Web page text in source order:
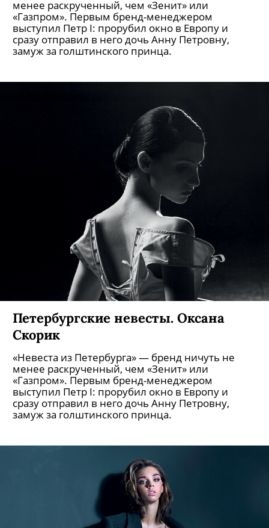
«Газпром». Первым бренд-менеджером
выступил Петр I: прорубил окно в Европу и
сразу отправил в него дочь Анну Петровну,
замуж за голштинского принца.
Петербургские невесты. Софья
Белле
«Невеста из Петербурга» — бренд ничуть не
менее раскрученный, чем «Зенит» или
«Газпром». Первым бренд-менеджером
выступил Петр I: прорубил окно в Европу и
сразу отправил в него дочь Анну Петровну,
замуж за голштинского принца.